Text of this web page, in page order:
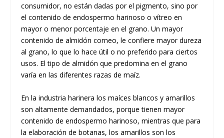
consumidor, no están dadas por el pigmento, sino por
el contenido de endospermo harinoso o vítreo en
mayor o menor porcentaje en el grano. Un mayor
contenido de almidón corneo, le confiere mayor dureza
al grano, lo que lo hace útil o no preferido para ciertos
usos. El tipo de almidón que predomina en el grano
varía en las diferentes razas de maíz.
En la industria harinera los maíces blancos y amarillos
son altamente demandados, porque tienen mayor
contenido de endospermo harinoso, mientras que para
la elaboración de botanas, los amarillos son los